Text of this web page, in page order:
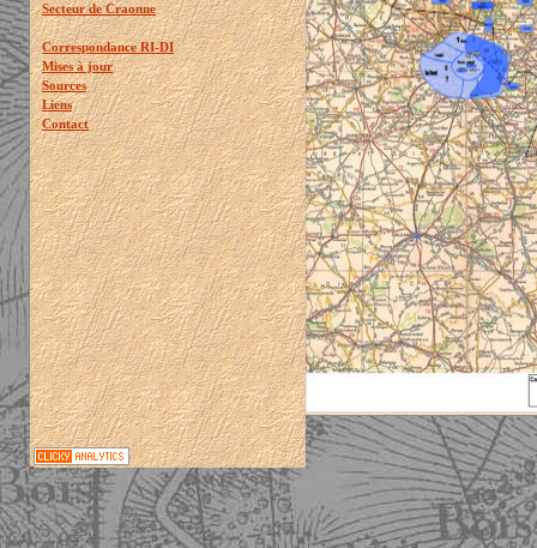
Secteur de Craonne
Correspondance RI-DI
Mises à jour
Sources
Liens
Contact